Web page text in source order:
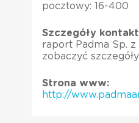
pocztowy: 16-400
Szczegóły
raport Padma Sp. z
zobaczyć szczegóły
Strona www:
http://